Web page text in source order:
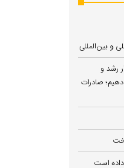
و بین‌المللی
رشد و
صادرات
داده است